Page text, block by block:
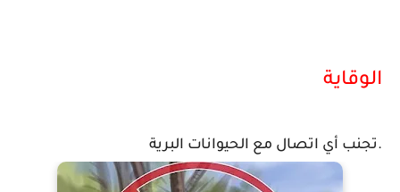
الوقاية
تجنب أي اتصال مع الحيوانات البرية.